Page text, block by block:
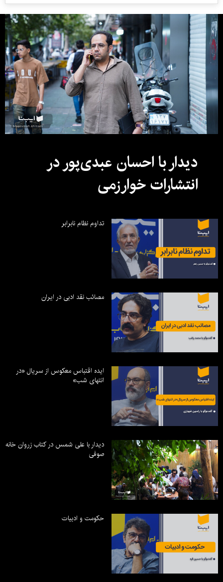
دیدار با احسان عبدی‌پور در
انتشارات خوارزمی
تداوم نظام نابرابر
مصائب نقد ادبی در ایران
ایده اقتباس معکوس از سریال «در
انتهای شب»
دیدار با علی شمس در کتاب زروان خانه
صوفی
حکومت و ادبیات